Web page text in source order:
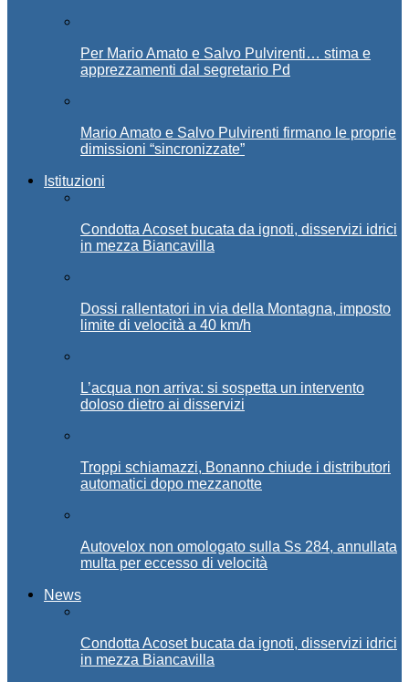
Per Mario Amato e Salvo Pulvirenti… stima e
apprezzamenti dal segretario Pd
Mario Amato e Salvo Pulvirenti firmano le proprie
dimissioni “sincronizzate”
Istituzioni
Condotta Acoset bucata da ignoti, disservizi idrici
in mezza Biancavilla
Dossi rallentatori in via della Montagna, imposto
limite di velocità a 40 km/h
L’acqua non arriva: si sospetta un intervento
doloso dietro ai disservizi
Troppi schiamazzi, Bonanno chiude i distributori
automatici dopo mezzanotte
Autovelox non omologato sulla Ss 284, annullata
multa per eccesso di velocità
News
Condotta Acoset bucata da ignoti, disservizi idrici
in mezza Biancavilla